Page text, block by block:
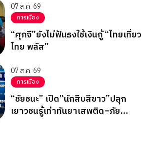
07 ส.ค. 69
การเมือง
“ศุภจี”ยังไม่ฟันธงใช้เงินกู้ “ไทยเที่ยว
ไทย พลัส”
07 ส.ค. 69
การเมือง
“ชัยชนะ” เปิด”นักสืบสีขาว”ปลุก
เยาวชนรู้เท่าทันยาเสพติด–ภัย